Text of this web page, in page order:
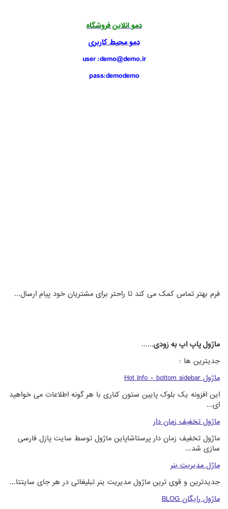
دمو انلاین فروشگاه
دمو محیط کاربری
user :demo@demo.ir
pass:demodemo
فرم بهتر تماس کمک می کند تا راحتر برای مشتریان خود پیام ارسال...
ماژول پاپ اپ به زودی......
جدیترین ها :
ماژول Hot Info - bottom sidebar
این افزونه یک بلوک پایین ستون کناری با هر گونه اطلاعات می خواهید
ای...
ماژول تخفیف زمان دار
ماژول تخفیف زمان دار پرستاشاپاین ماژول توسط سایت پازل فارسی
سازی شد...
ماژل مدیریت بنر
جدیدترین و قوی ترین ماژول مدیریت ینر تبلیغاتی در هر جای سایتتا...
ماژول رایگان BLOG